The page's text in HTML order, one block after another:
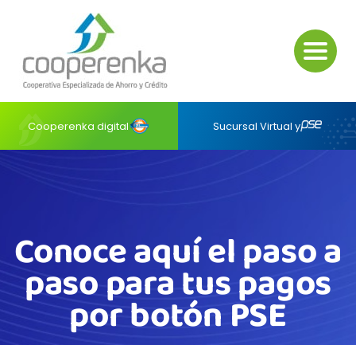
Cooperenka digital Sucursal Virtual y
Conoce aquí el paso a
paso para tus pagos
por botón PSE